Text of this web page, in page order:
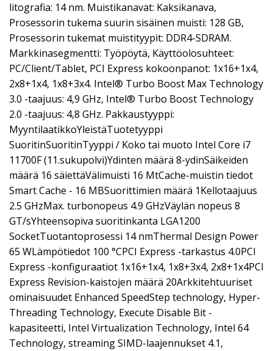
litografia: 14 nm. Muistikanavat: Kaksikanava,
Prosessorin tukema suurin sisäinen muisti: 128 GB,
Prosessorin tukemat muistityypit: DDR4-SDRAM.
Markkinasegmentti: Työpöytä, Käyttöolosuhteet:
PC/Client/Tablet, PCI Express kokoonpanot: 1x16+1x4,
2x8+1x4, 1x8+3x4. Intel® Turbo Boost Max Technology
3.0 -taajuus: 4,9 GHz, Intel® Turbo Boost Technology
2.0 -taajuus: 4,8 GHz. Pakkaustyyppi:
MyyntilaatikkoYleistäTuotetyyppi
SuoritinSuoritinTyyppi / Koko tai muoto Intel Core i7
11700F (11.sukupolvi)Ydinten määrä 8-ydinSäikeiden
määrä 16 säiettäVälimuisti 16 MtCache-muistin tiedot
Smart Cache - 16 MBSuorittimien määrä 1Kellotaajuus
2.5 GHzMax. turbonopeus 4.9 GHzVäylän nopeus 8
GT/sYhteensopiva suoritinkanta LGA1200
SocketTuotantoprosessi 14 nmThermal Design Power
65 WLämpötiedot 100 °CPCI Express -tarkastus 4.0PCI
Express -konfiguraatiot 1x16+1x4, 1x8+3x4, 2x8+1x4PCI
Express Revision-kaistojen määrä 20Arkkitehtuuriset
ominaisuudet Enhanced SpeedStep technology, Hyper-
Threading Technology, Execute Disable Bit -
kapasiteetti, Intel Virtualization Technology, Intel 64
Technology, streaming SIMD-laajennukset 4.1,